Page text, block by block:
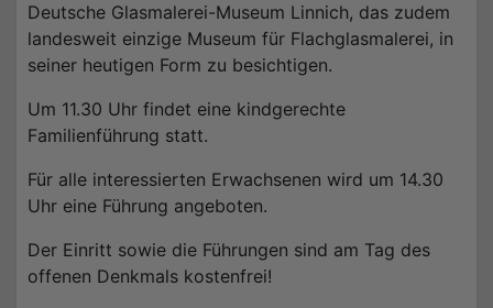
Deutsche Glasmalerei-Museum Linnich, das zudem
landesweit einzige Museum für Flachglasmalerei, in
seiner heutigen Form zu besichtigen.
Um 11.30 Uhr findet eine kindgerechte
Familienführung statt.
Für alle interessierten Erwachsenen wird um 14.30
Uhr eine Führung angeboten.
Der Einritt sowie die Führungen sind am Tag des
offenen Denkmals kostenfrei!